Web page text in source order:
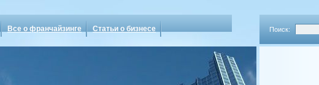
Все о франчайзинге
Статьи о бизнесе
Поиск: